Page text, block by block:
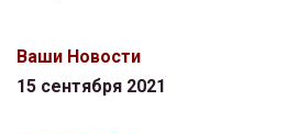
Ваши Новости
15 сентября 2021